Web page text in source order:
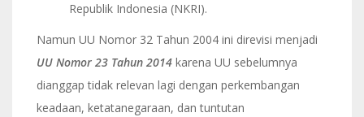
Republik Indonesia (NKRI).
Namun UU Nomor 32 Tahun 2004 ini direvisi menjadi
UU Nomor 23 Tahun 2014 karena UU sebelumnya
dianggap tidak relevan lagi dengan perkembangan
keadaan, ketatanegaraan, dan tuntutan